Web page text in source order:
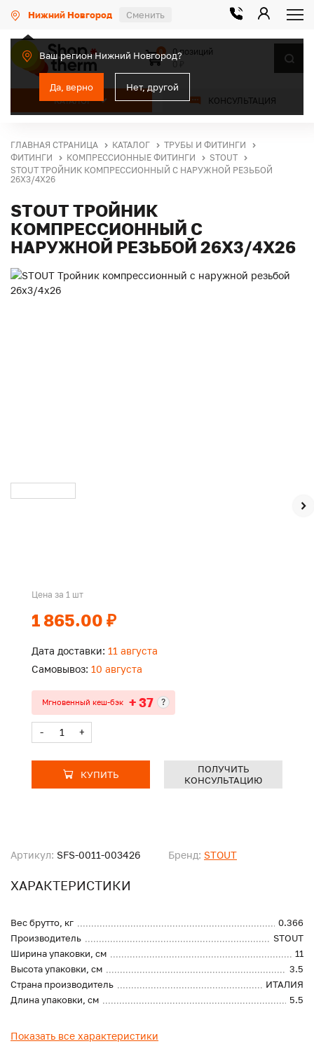
Нижний Новгород Сменить
Ваш регион Нижний Новгород?
Да, верно Нет, другой
КАТАЛОГ КОНСУЛЬТАЦИЯ
0
0 позиций
ГЛАВНАЯ СТРАНИЦА КАТАЛОГ
ТРУБЫ И ФИТИНГИ
ФИТИНГИ
КОМПРЕССИОННЫЕ ФИТИНГИ
STOUT
STOUT ТРОЙНИК КОМПРЕССИОННЫЙ С НАРУЖНОЙ РЕЗЬБОЙ
26Х3/4Х26
STOUT ТРОЙНИК
КОМПРЕССИОННЫЙ С
НАРУЖНОЙ РЕЗЬБОЙ 26Х3/4Х26
Артикул: SFS-0011-003426 Бренд: STOUT
ХАРАКТЕРИСТИКИ
Вес брутто, кг
0.366
Производитель
STOUT
Ширина упаковки, см
11
Высота упаковки, см
3.5
Страна производитель
ИТАЛИЯ
Длина упаковки, см
5.5
Показать все характеристики
Цена за 1 шт
1 865.00 ₽
Дата доставки: 11 августа
Самовывоз: 10 августа
Мгновенный кеш-бэк + 37 ?
- +
КУПИТЬ
ПОЛУЧИТЬ
КОНСУЛЬТАЦИЮ